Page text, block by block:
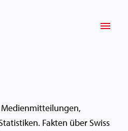
Fakten über Swiss